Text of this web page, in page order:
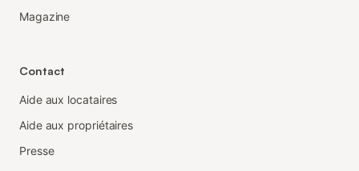
Magazine
Contact
Aide aux locataires
Aide aux propriétaires
Presse